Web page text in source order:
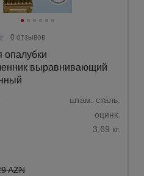
0 отзывов
опалубки
выравнивающий
штам. сталь.
оцинк.
3,69 кг.
AZN